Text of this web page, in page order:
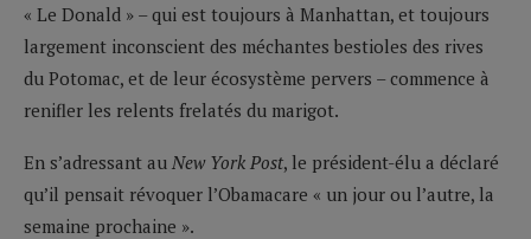
« Le Donald » – qui est toujours à Manhattan, et toujours
largement inconscient des méchantes bestioles des rives
du Potomac, et de leur écosystème pervers – commence à
renifler les relents frelatés du marigot.
En s’adressant au New York Post, le président-élu a déclaré
qu’il pensait révoquer l’Obamacare « un jour ou l’autre, la
semaine prochaine ».